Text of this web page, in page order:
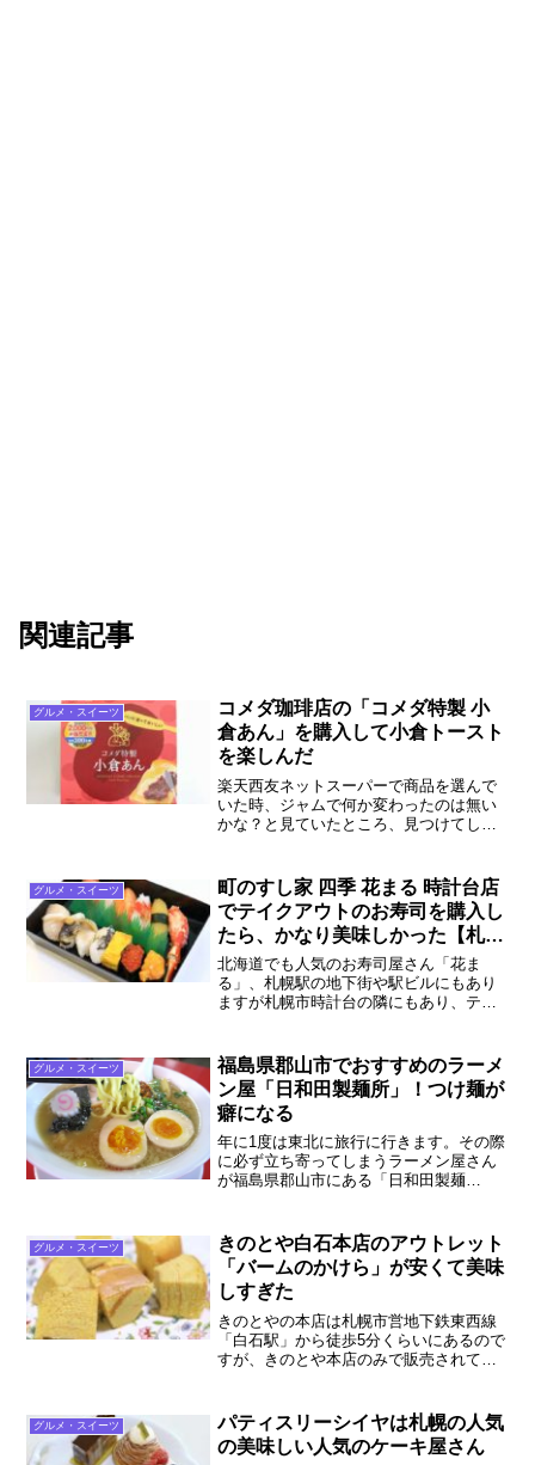
関連記事
グルメ・スイーツ
コメダ珈琲店の「コメダ特製 小
倉あん」を購入して小倉トースト
を楽しんだ
楽天西友ネットスーパーで商品を選んで
いた時、ジャムで何か変わったのは無い
かな？と見ていたところ、見つけてしま
て、これは家庭に1つは置くべき！という
謎の使命感で購入してしまいました。
グルメ・スイーツ
町のすし家 四季 花まる 時計台店
でテイクアウトのお寿司を購入し
たら、かなり美味しかった【札
幌】
北海道でも人気のお寿司屋さん「花ま
る」、札幌駅の地下街や駅ビルにもあり
ますが札幌市時計台の隣にもあり、テイ
た。これが本当にお口の中に幸せが広が
る、おすすめのお寿司でした。
グルメ・スイーツ
福島県郡山市でおすすめのラーメ
ン屋「日和田製麺所」！つけ麺が
癖になる
年に1度は東北に旅行に行きます。その際
に必ず立ち寄ってしまうラーメン屋さん
が福島県郡山市にある「日和田製麺
たくなるんですよね。郡山に住んでいる
時は結構通ったラーメン屋さんです。
グルメ・スイーツ
きのとや白石本店のアウトレット
「バームのかけら」が安くて美味
しすぎた
きのとやの本店は札幌市営地下鉄東西線
「白石駅」から徒歩5分くらいにあるので
すが、きのとや本店のみで販売されてい
ので、食べた感想とどうすれば購入出来
るのか、ポイントをお伝えします。
グルメ・スイーツ
パティスリーシイヤは札幌の人気
の美味しい人気のケーキ屋さん